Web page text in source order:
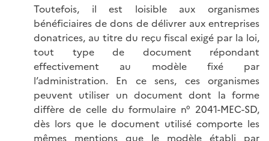
Toutefois, il est loisible aux organismes
bénéficiaires de dons de délivrer aux entreprises
donatrices, au titre du reçu fiscal exigé par la loi,
tout type de document répondant
effectivement au modèle fixé par
l’administration. En ce sens, ces organismes
peuvent utiliser un document dont la forme
diffère de celle du formulaire n° 2041-MEC-SD,
dès lors que le document utilisé comporte les